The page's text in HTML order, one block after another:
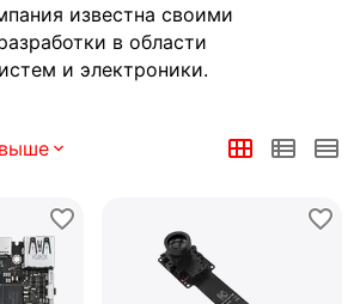
известна своими
в области
и электроники.